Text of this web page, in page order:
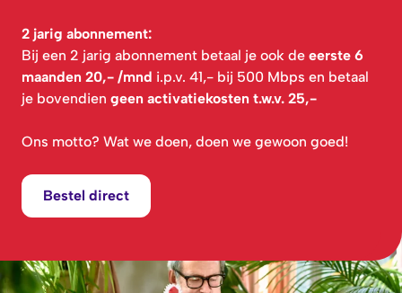
2 jarig abonnement:
Bij een 2 jarig abonnement betaal je ook de eerste 6
maanden 20,- /mnd i.p.v. 41,- bij 500 Mbps en betaal
je bovendien geen activatiekosten t.w.v. 25,-
Ons motto? Wat we doen, doen we gewoon goed!
Bestel direct